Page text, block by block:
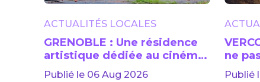
ACTUALITÉS LOCALES
GRENOBLE : Une résidence
artistique dédiée au cinéma
lancée jusqu’en 2029
Publié le 06 Aug 2026
ne
Publié